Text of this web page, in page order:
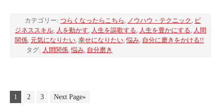
カテゴリー: つらくなったらこちら , ノウハウ・テクニック , ビ
ジネススキル, 人を動かす, 人生を謳歌する, 人生を豊かにする, 人間
関係, 元気になりたい, 幸せになりたい,悩み, 自分に磨きをかける!!
タグ: 人間関係,悩み, 自分磨き
1 2 3 Next Page»